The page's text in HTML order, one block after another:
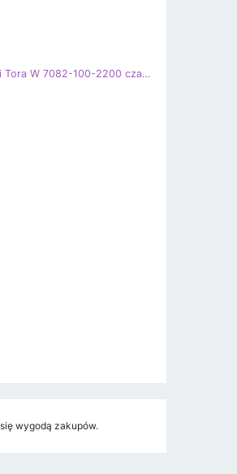
Klapki Coqui Tora W 7082-100-2200 czarne
wygodą zakupów.